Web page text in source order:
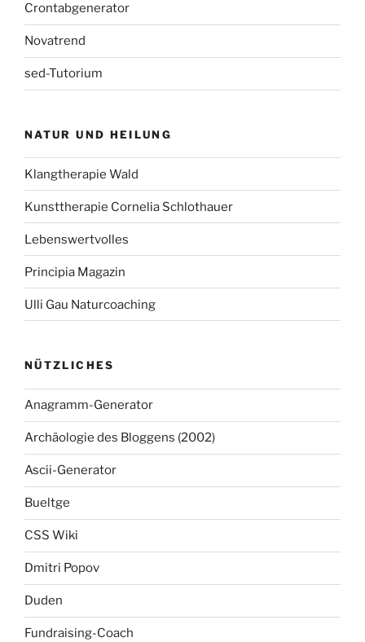
Crontabgenerator
Novatrend
sed-Tutorium
NATUR UND HEILUNG
Klangtherapie Wald
Kunsttherapie Cornelia Schlothauer
Lebenswertvolles
Principia Magazin
Ulli Gau Naturcoaching
NÜTZLICHES
Anagramm-Generator
Archäologie des Bloggens (2002)
Ascii-Generator
Bueltge
CSS Wiki
Dmitri Popov
Duden
Fundraising-Coach